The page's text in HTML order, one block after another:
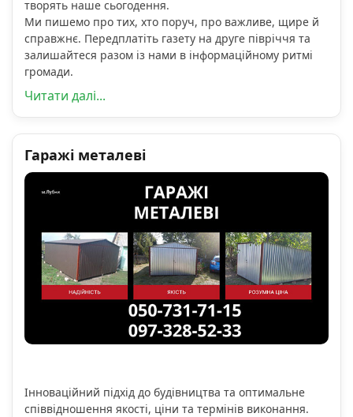
творять наше сьогодення.
Ми пишемо про тих, хто поруч, про важливе, щире й
справжнє. Передплатіть газету на друге півріччя та
залишайтеся разом із нами в інформаційному ритмі
громади.
Читати далі...
Гаражі металеві
Інноваційний підхід до будівництва та оптимальне
співвідношення якості, ціни та термінів виконання.